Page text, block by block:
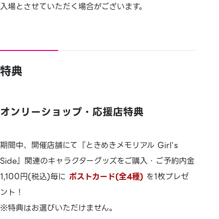
入場とさせていただく場合がございます。
特典
オンリーショップ・応援店特典
期間中、開催店舗にて『ときめきメモリアル Girl’s
Side』関連のキャラクターグッズをご購入・ご予約内金
1,100円(税込)毎に ポストカード(全4種) を1枚プレゼ
ント！
※特典はお選びいただけません。